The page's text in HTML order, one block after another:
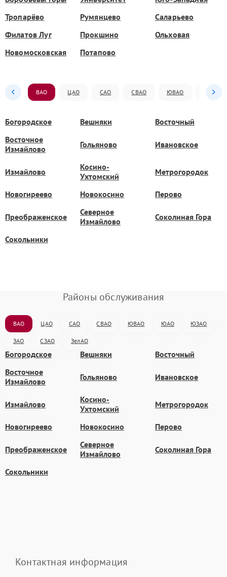
Тропарёво
Румянцево
Саларьево
Филатов Луг
Прокшино
Ольховая
Новомосковская
Потапово
ВАО ЦАО САО СВАО ЮВАО ЮАО
Богородское Вешняки
Восточный
Восточное
Измайлово
Гольяново Ивановское
Измайлово
Косино-
Ухтомский
Метрогородок
Новогиреево Новокосино Перово
Преображенское
Северное
Измайлово
Соколиная Гора
Сокольники
Районы обслуживания
ВАО ЦАО САО СВАО ЮВАО ЮАО ЮЗАО
ЗАО СЗАО ЗелАО
Богородское Вешняки
Восточный
Восточное
Измайлово
Гольяново Ивановское
Измайлово
Косино-
Ухтомский
Метрогородок
Новогиреево Новокосино Перово
Преображенское
Северное
Измайлово
Соколиная Гора
Сокольники
Контактная информация